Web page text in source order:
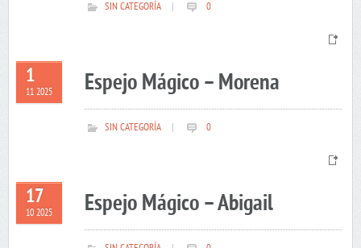
SIN CATEGORÍA 0
1
11 2025 Espejo Mágico – Morena
SIN CATEGORÍA 0
17
10 2025 Espejo Mágico – Abigail